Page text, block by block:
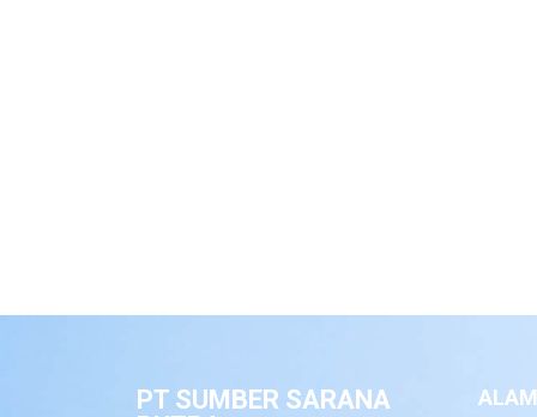
PT SUMBER SARANA